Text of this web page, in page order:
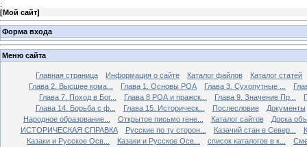
:
[Мой сайт]
Форма входа
Меню сайта
Главная страница Информация о сайте Каталог файлов
Каталог статей
Глава 2. Высшее кома...
Глава 1. Основы РОА Глава 3. Сухопутные ...
Глава 7. Поход в Бог...
Глава 8 РОА и пражск... Глава 9. Значение Пр...
Глава 14. Борьба с ф...
Глава 15. Историческ... Послесловие
Документы
Народное образование...
Открытое письмо гене... Каталог сайтов
Доска
ИСТОРИЧЕСКАЯ СПРАВКА
Русские по ту сторон... Казачий стан в Север...
Казаки и Русское Осв...
Казаки и Русское Осв... список каталогов в к...